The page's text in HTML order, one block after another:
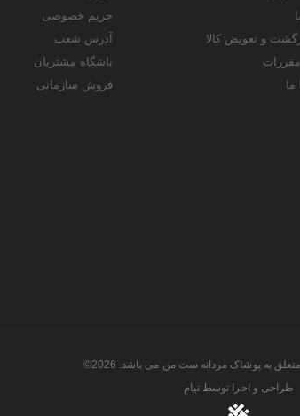
و تعویض کالا
ما
حریم خصوصی
آدرس شعب
باشگاه مشتریان
فروش سازمانی
به پوشاک مردانه ست من می باشد. 2026©
طراحی و اجرا توسط تیام